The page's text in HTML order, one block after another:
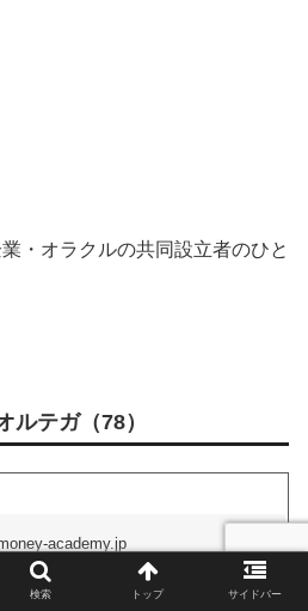
・オラクルの共同設立者のひと
テガ（78）
academy.jp
検索 トップ サイドバー